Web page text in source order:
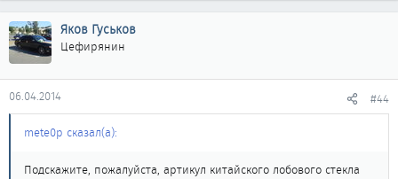
Яков Гуськов
Цефирянин
06.04.2014 #44
mete0p сказал(а):
Подскажите, пожалуйста, артикул китайского лобового стекла